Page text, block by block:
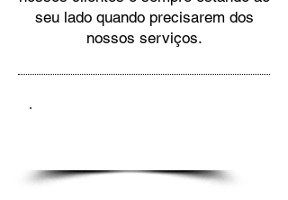
seu lado quando precisarem dos
nossos serviços.